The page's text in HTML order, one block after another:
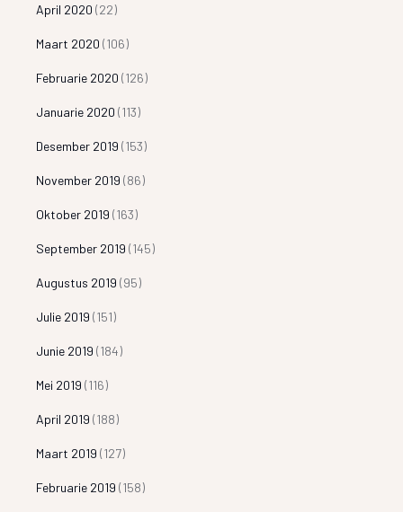
April 2020 (22)
Maart 2020 (106)
Februarie 2020 (126)
Januarie 2020 (113)
Desember 2019 (153)
November 2019 (86)
Oktober 2019 (163)
September 2019 (145)
Augustus 2019 (95)
Julie 2019 (151)
Junie 2019 (184)
Mei 2019 (116)
April 2019 (188)
Maart 2019 (127)
Februarie 2019 (158)